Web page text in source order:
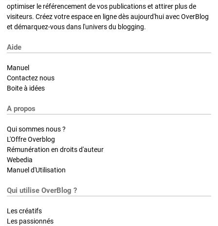
optimiser le référencement de vos publications et attirer plus de
visiteurs. Créez votre espace en ligne dès aujourd'hui avec OverBlog
et démarquez-vous dans l'univers du blogging.
Aide
Manuel
Contactez nous
Boite à idées
A propos
Qui sommes nous ?
L'Offre Overblog
Rémunération en droits d'auteur
Webedia
Manuel d'Utilisation
Qui utilise OverBlog ?
Les créatifs
Les passionnés